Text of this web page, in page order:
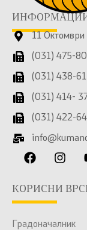
11
(031) 475-
(031) 438-
(031) 414-
(031) 422-
КОРИСНИ
Градоначалник